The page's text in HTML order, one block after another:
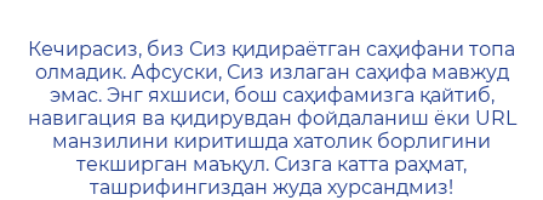
404 — Страница не
Кечирасиз, биз Сиз қидираётган саҳифани топа
олмадик. Афсуски, Сиз излаган саҳифа мавжуд
эмас. Энг яхшиси, бош саҳифамизга қайтиб,
навигация ва қидирувдан фойдаланиш ёки URL
манзилини киритишда хатолик борлигини
текширган маъқул. Сизга катта раҳмат,
ташрифингиздан жуда хурсандмиз!